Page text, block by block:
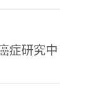
症研究中